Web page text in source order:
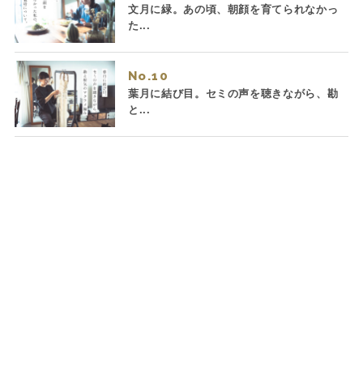
文月に緑。あの頃、朝顔を育てられなかっ
た...
No.
葉月に結び目。セミの声を聴きながら、勘
と...